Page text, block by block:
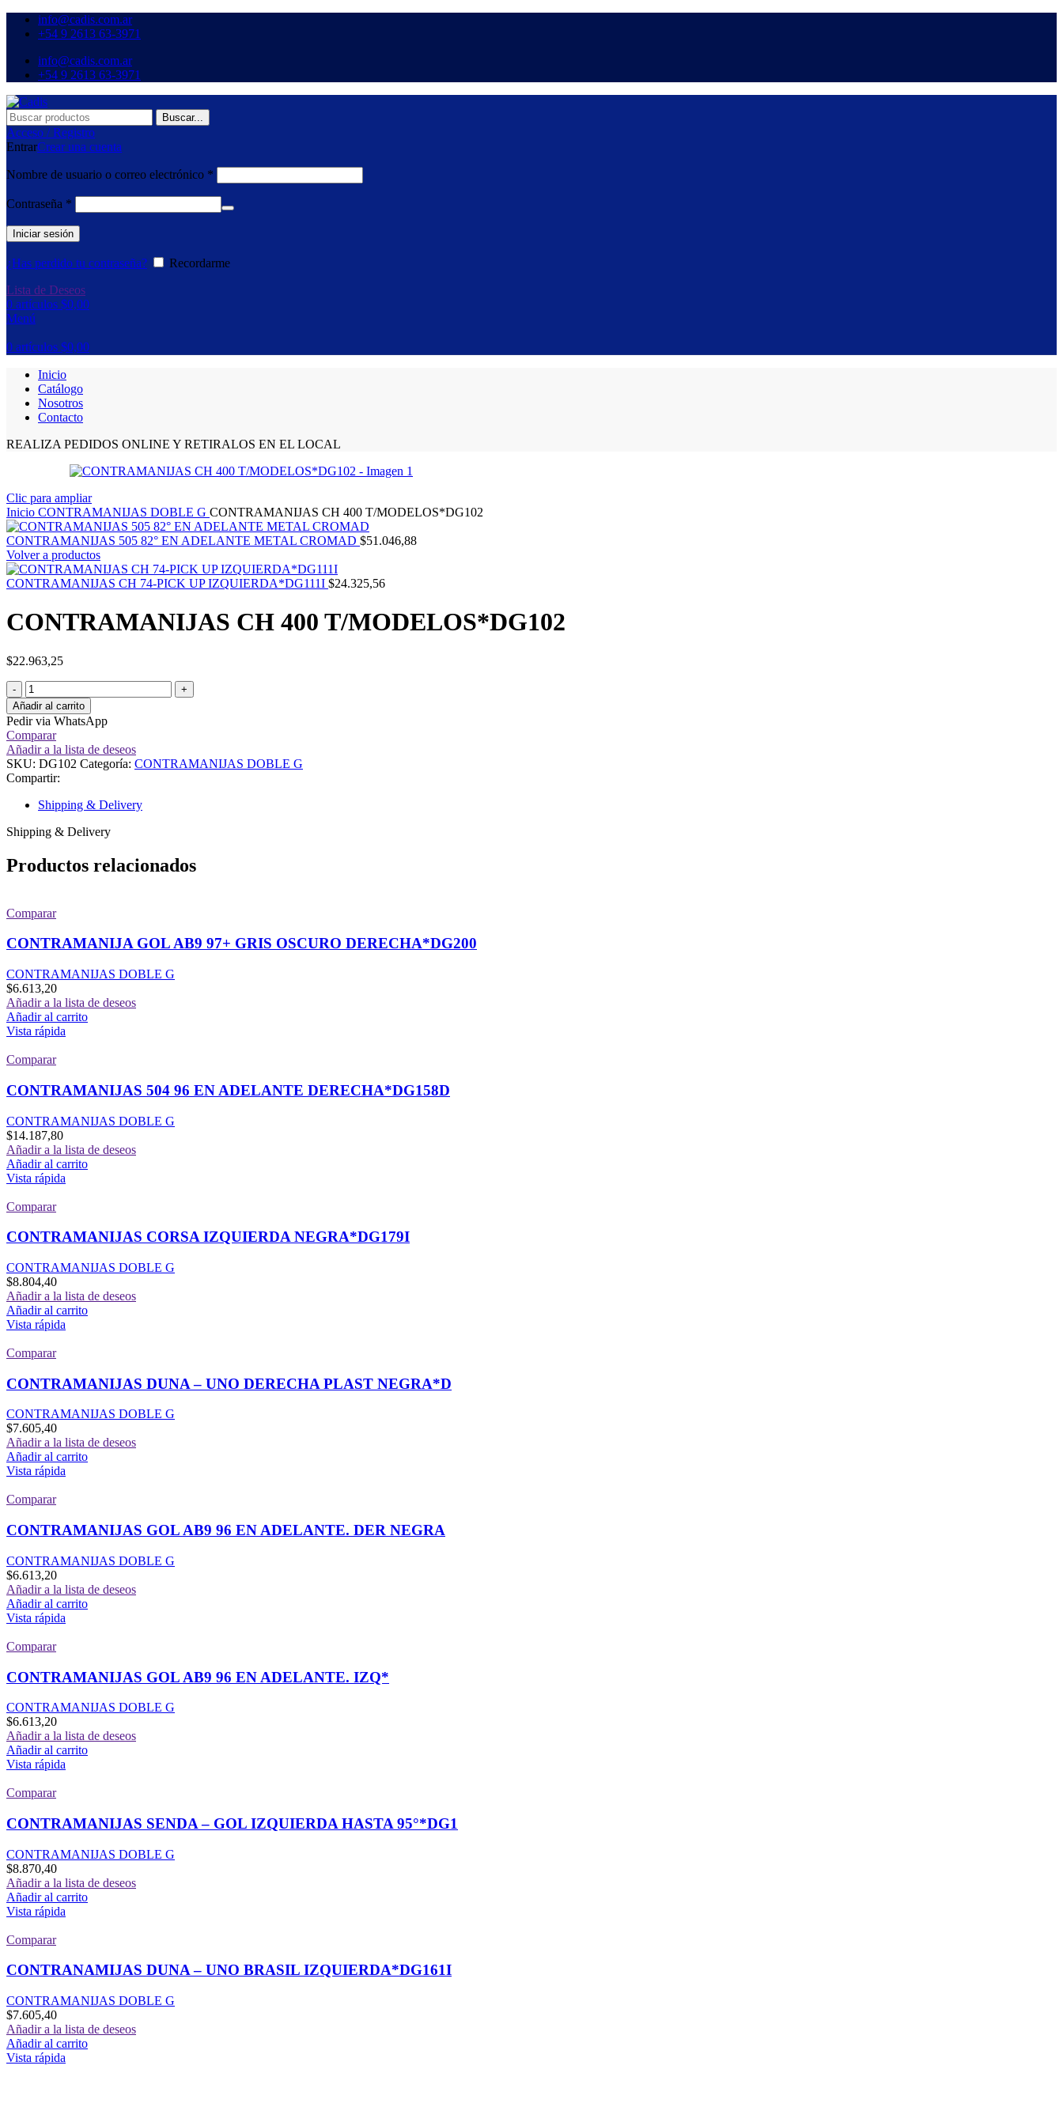
info@cadis.com.ar
‪+54 9 2613 63‑3971‬
info@cadis.com.ar
‪+54 9 2613 63‑3971‬
Buscar...
Acceso / Registro
EntrarCrear una cuenta
Nombre de usuario o correo electrónico *
Contraseña *
Iniciar sesión
¿Has perdido tu contraseña?
Recordarme
Lista de Deseos
0 artículos $0,00
Menú
0 artículos $0,00
Inicio
Catálogo
Nosotros
Contacto
REALIZA PEDIDOS ONLINE Y RETIRALOS EN EL LOCAL
Clic para ampliar
Inicio CONTRAMANIJAS DOBLE G CONTRAMANIJAS CH 400 T/MODELOS*DG102
CONTRAMANIJAS 505 82° EN ADELANTE METAL CROMAD $51.046,88
Volver a productos
CONTRAMANIJAS CH 74-PICK UP IZQUIERDA*DG111I $24.325,56
CONTRAMANIJAS CH 400 T/MODELOS*DG102
$22.963,25
Añadir al carrito
Pedir via WhatsApp
Comparar
Añadir a la lista de deseos
SKU: DG102 Categoría: CONTRAMANIJAS DOBLE G
Compartir:
Shipping & Delivery
Shipping & Delivery
Productos relacionados
Comparar
CONTRAMANIJA GOL AB9 97+ GRIS OSCURO DERECHA*DG200
CONTRAMANIJAS DOBLE G
$6.613,20
Añadir a la lista de deseos
Añadir al carrito
Vista rápida
Comparar
CONTRAMANIJAS 504 96 EN ADELANTE DERECHA*DG158D
CONTRAMANIJAS DOBLE G
$14.187,80
Añadir a la lista de deseos
Añadir al carrito
Vista rápida
Comparar
CONTRAMANIJAS CORSA IZQUIERDA NEGRA*DG179I
CONTRAMANIJAS DOBLE G
$8.804,40
Añadir a la lista de deseos
Añadir al carrito
Vista rápida
Comparar
CONTRAMANIJAS DUNA – UNO DERECHA PLAST NEGRA*D
CONTRAMANIJAS DOBLE G
$7.605,40
Añadir a la lista de deseos
Añadir al carrito
Vista rápida
Comparar
CONTRAMANIJAS GOL AB9 96 EN ADELANTE. DER NEGRA
CONTRAMANIJAS DOBLE G
$6.613,20
Añadir a la lista de deseos
Añadir al carrito
Vista rápida
Comparar
CONTRAMANIJAS GOL AB9 96 EN ADELANTE. IZQ*
CONTRAMANIJAS DOBLE G
$6.613,20
Añadir a la lista de deseos
Añadir al carrito
Vista rápida
Comparar
CONTRAMANIJAS SENDA – GOL IZQUIERDA HASTA 95°*DG1
CONTRAMANIJAS DOBLE G
$8.870,40
Añadir a la lista de deseos
Añadir al carrito
Vista rápida
Comparar
CONTRANAMIJAS DUNA – UNO BRASIL IZQUIERDA*DG161I
CONTRAMANIJAS DOBLE G
$7.605,40
Añadir a la lista de deseos
Añadir al carrito
Vista rápida